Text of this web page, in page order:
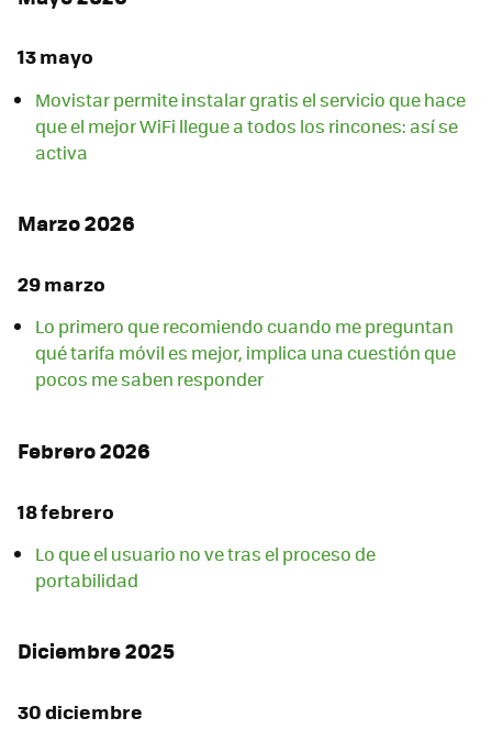
13 mayo
Movistar permite instalar gratis el servicio que hace
que el mejor WiFi llegue a todos los rincones: así se
activa
Marzo 2026
29 marzo
Lo primero que recomiendo cuando me preguntan
qué tarifa móvil es mejor, implica una cuestión que
pocos me saben responder
Febrero 2026
18 febrero
Lo que el usuario no ve tras el proceso de
portabilidad
Diciembre 2025
30 diciembre